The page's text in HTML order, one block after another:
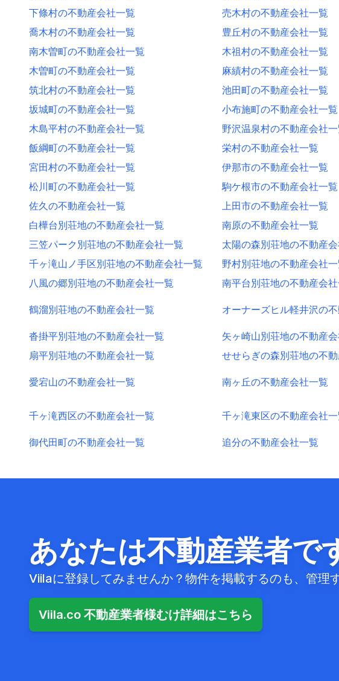
下條村の不動産会社一覧
売木村の不動産会社一覧
喬木村の不動産会社一覧
豊丘村の不動産会社一覧
南木曽町の不動産会社一覧
木祖村の不動産会社一覧
木曽町の不動産会社一覧
麻績村の不動産会社一覧
筑北村の不動産会社一覧
池田町の不動産会社一覧
坂城町の不動産会社一覧
小布施町の不動産会社一覧
木島平村の不動産会社一覧
野沢温泉村の不動産会社
飯綱町の不動産会社一覧
栄村の不動産会社一覧
宮田村の不動産会社一覧
伊那市の不動産会社一覧
松川町の不動産会社一覧
駒ケ根市の不動産会社一覧
佐久の不動産会社一覧
上田市の不動産会社一覧
白樺台別荘地の不動産会社一覧
南原の不動産会社一覧
三笠パーク別荘地の不動産会社一覧
太陽の森別荘地の不動産
千ヶ滝山ノ手区別荘地の不動産会社一覧
野村別荘地の不動産会社
八風の郷別荘地の不動産会社一覧
南平台別荘地の不動産会
鶴溜別荘地の不動産会社一覧 オーナーズヒル軽井沢の
沓掛平別荘地の不動産会社一覧 矢ヶ崎山別荘地の不動産
扇平別荘地の不動産会社一覧
せせらぎの森別荘地の不
愛宕山の不動産会社一覧 南ヶ丘の不動産会社一覧
千ヶ滝西区の不動産会社一覧 千ヶ滝東区の不動産会社
御代田町の不動産会社一覧 追分の不動産会社一覧
あなたは不動産業者で
Viilaに登録してみませんか？物件を掲載するのも、管理
Viila.co 不動産業者様むけ詳細はこちら